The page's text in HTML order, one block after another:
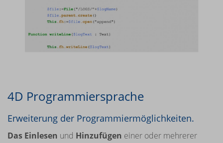
4D Programmiersprache
Erweiterung der Programmiermöglichkeiten.
Das Einlesen und Hinzufügen einer oder mehrerer